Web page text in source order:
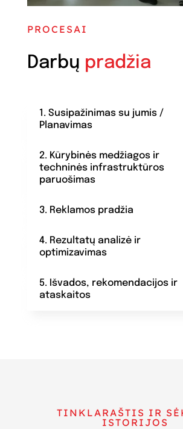
PROCESAI
Darbų pradžia
1. Susipažinimas su jumis /
Planavimas
2. Kūrybinės medžiagos ir
techninės infrastruktūros
paruošimas
3. Reklamos pradžia
4. Rezultatų analizė ir
optimizavimas
5. Išvados, rekomendacijos ir
ataskaitos
TINKLARAŠTIS IR
ISTORIJOS